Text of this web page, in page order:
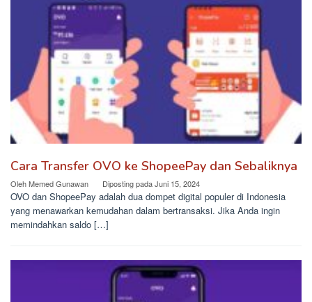
Cara Transfer OVO ke ShopeePay dan Sebaliknya
OlehMemed Gunawan Diposting padaJuni 15, 2024
OVO dan ShopeePay adalah dua dompet digital populer di Indonesia
yang menawarkan kemudahan dalam bertransaksi. Jika Anda ingin
memindahkan saldo […]